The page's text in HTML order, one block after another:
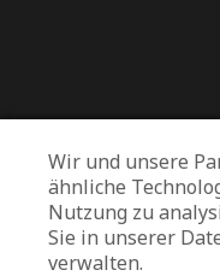
Wir und unsere
ähnliche
Nutzung zu
Sie in unserer
verwalten.